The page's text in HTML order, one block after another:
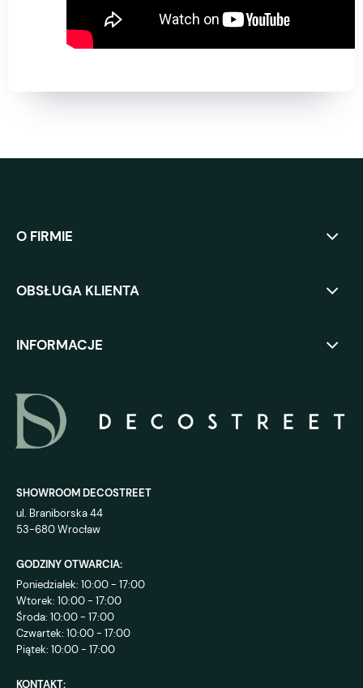
O FIRMIE
OBSŁUGA KLIENTA
INFORMACJE
SHOWROOM DECOSTREET
ul. Braniborska 44
53-680 Wrocław
GODZINY OTWARCIA:
Poniedziałek: 10:00 - 17:00
Wtorek: 10:00 - 17:00
Środa: 10:00 - 17:00
Czwartek: 10:00 - 17:00
Piątek: 10:00 - 17:00
KONTAKT: